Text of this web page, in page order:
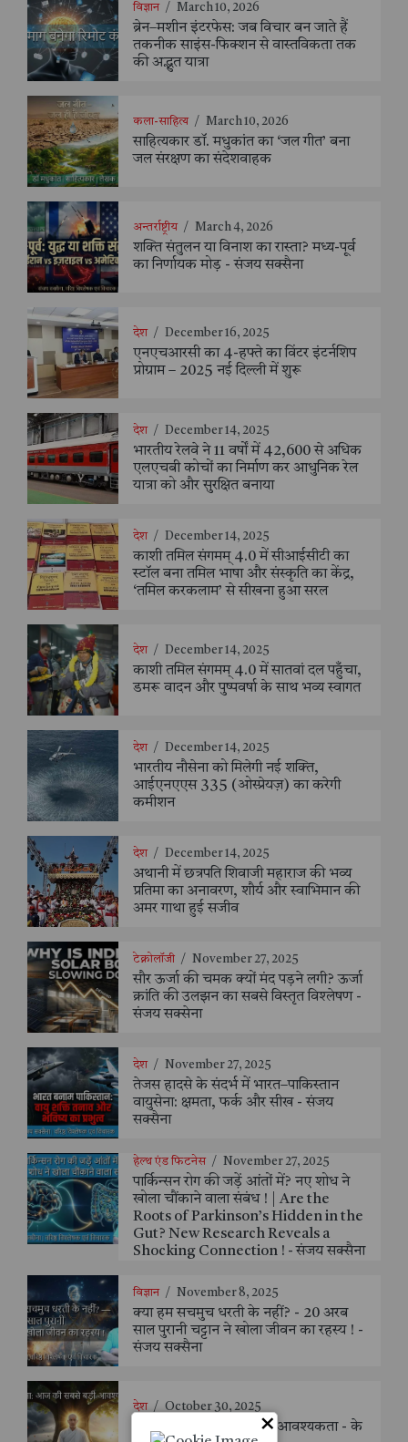
विज्ञान / March 10, 2026
ब्रेन–मशीन इंटरफेस: जब विचार बन जाते हैं
तकनीक साइंस-फिक्शन से वास्तविकता तक
की अद्भुत यात्रा
कला-साहित्य / March 10, 2026
साहित्यकार डॉ. मधुकांत का ‘जल गीत’ बना
जल संरक्षण का संदेशवाहक
अन्तर्राष्ट्रीय / March 4, 2026
शक्ति संतुलन या विनाश का रास्ता? मध्य-पूर्व
का निर्णायक मोड़ - संजय सक्सैना
देश / December 16, 2025
एनएचआरसी का 4-हफ्ते का विंटर इंटर्नशिप
प्रोग्राम – 2025 नई दिल्ली में शुरू
देश / December 14, 2025
भारतीय रेलवे ने 11 वर्षों में 42,600 से अधिक
एलएचबी कोचों का निर्माण कर आधुनिक रेल
यात्रा को और सुरक्षित बनाया
देश / December 14, 2025
काशी तमिल संगमम् 4.0 में सीआईसीटी का
स्टॉल बना तमिल भाषा और संस्कृति का केंद्र,
‘तमिल करकलाम’ से सीखना हुआ सरल
देश / December 14, 2025
काशी तमिल संगमम् 4.0 में सातवां दल पहुँचा,
डमरू वादन और पुष्पवर्षा के साथ भव्य स्वागत
देश / December 14, 2025
भारतीय नौसेना को मिलेगी नई शक्ति,
आईएनएएस 335 (ओस्प्रेयज़) का करेगी
कमीशन
देश / December 14, 2025
अथानी में छत्रपति शिवाजी महाराज की भव्य
प्रतिमा का अनावरण, शौर्य और स्वाभिमान की
अमर गाथा हुई सजीव
टेक्नोलॉजी / November 27, 2025
सौर ऊर्जा की चमक क्यों मंद पड़ने लगी? ऊर्जा
क्रांति की उलझन का सबसे विस्तृत विश्लेषण -
संजय सक्सेना
देश / November 27, 2025
तेजस हादसे के संदर्भ में भारत–पाकिस्तान
वायुसेना: क्षमता, फर्क और सीख - संजय
सक्सैना
हेल्थ एंड फिटनेस / November 27, 2025
पार्किन्सन रोग की जड़ें आंतों में? नए शोध ने
खोला चौंकाने वाला संबंध ! | Are the
Roots of Parkinson’s Hidden in the
Gut? New Research Reveals a
Shocking Connection ! - संजय सक्सैना
विज्ञान / November 8, 2025
क्या हम सचमुच धरती के नहीं? - 20 अरब
साल पुरानी चट्टान ने खोला जीवन का रहस्य ! -
संजय सक्सैना
देश / October 30, 2025
अहिंसा: आज की सबसे बड़ी आवश्यकता - के
×